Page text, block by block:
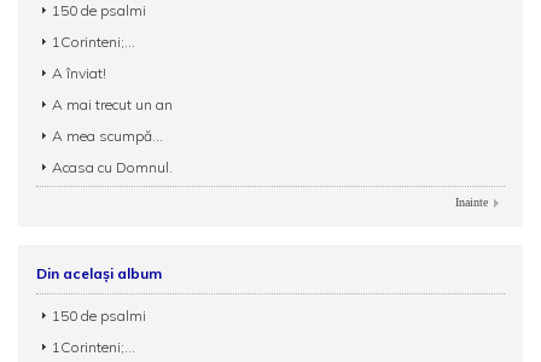
150 de psalmi
1Corinteni;...
A înviat!
A mai trecut un an
A mea scumpă...
Acasa cu Domnul.
Inainte
Din același album
150 de psalmi
1Corinteni;...